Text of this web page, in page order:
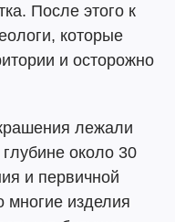
После этого к
которые
и осторожно
лежали
около 30
и первичной
многие изделия